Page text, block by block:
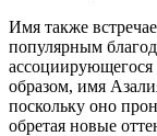
Имя также
популярным
образом, имя
поскольку оно
обретая новые